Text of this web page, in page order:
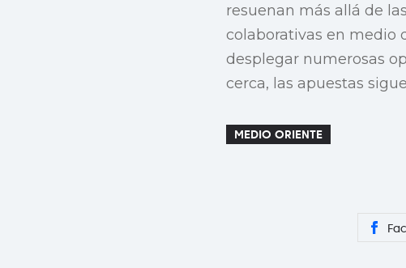
resuenan más allá de
colaborativas en medio
desplegar numerosas
cerca, las apuestas
MEDIO ORIENTE